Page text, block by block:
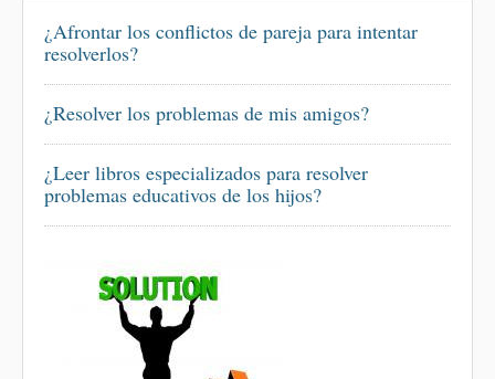
¿Afrontar los conflictos de pareja para intentar
resolverlos?
¿Resolver los problemas de mis amigos?
¿Leer libros especializados para resolver
problemas educativos de los hijos?